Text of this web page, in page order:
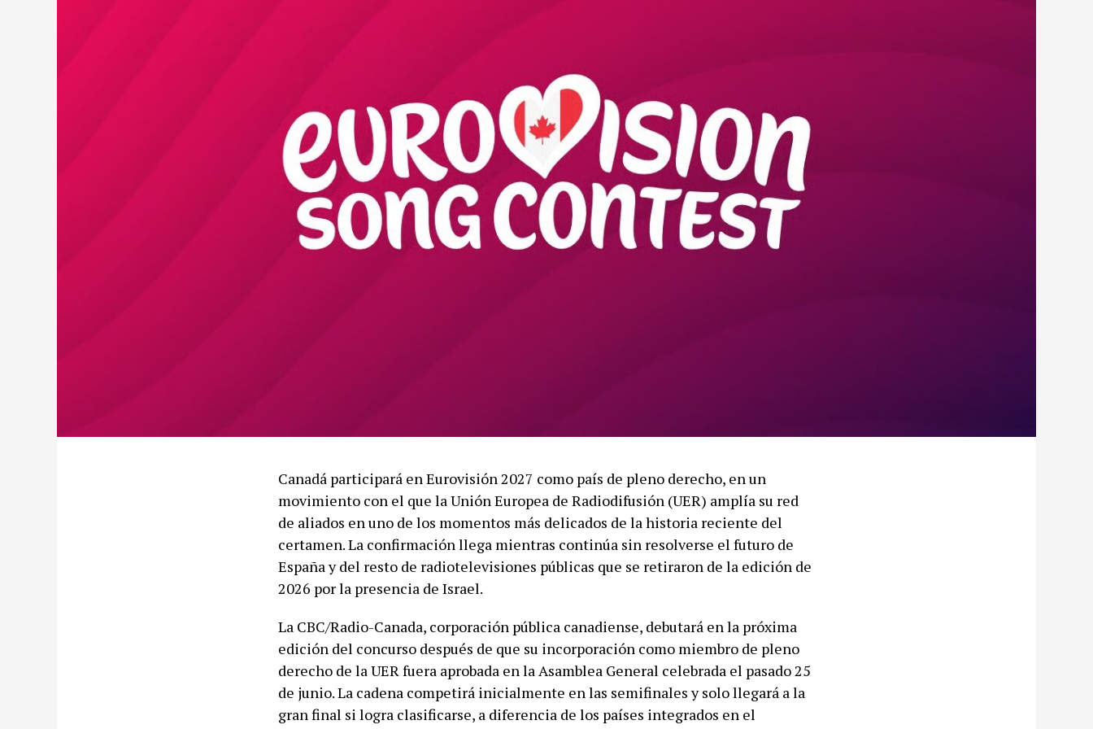
Canadá participará en Eurovisión 2027 como país de pleno derecho, en un
movimiento con el que la Unión Europea de Radiodifusión (UER) amplía su red
de aliados en uno de los momentos más delicados de la historia reciente del
certamen. La confirmación llega mientras continúa sin resolverse el futuro de
España y del resto de radiotelevisiones públicas que se retiraron de la edición de
2026 por la presencia de Israel.
La CBC/Radio-Canada, corporación pública canadiense, debutará en la próxima
edición del concurso después de que su incorporación como miembro de pleno
derecho de la UER fuera aprobada en la Asamblea General celebrada el pasado 25
de junio. La cadena competirá inicialmente en las semifinales y solo llegará a la
gran final si logra clasificarse, a diferencia de los países integrados en el